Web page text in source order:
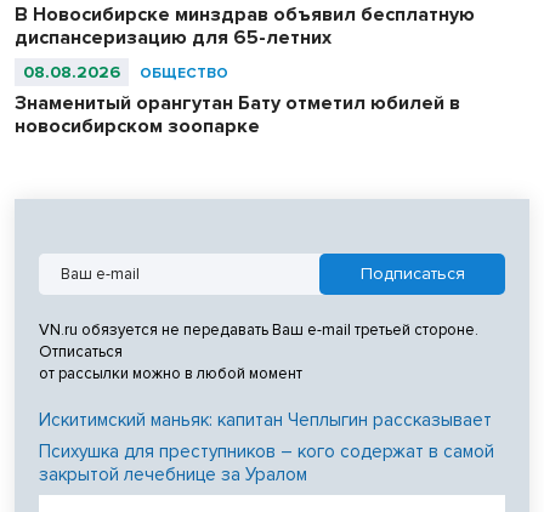
В Новосибирске минздрав объявил бесплатную
диспансеризацию для 65-летних
08.08.2026 ОБЩЕСТВО
Знаменитый орангутан Бату отметил юбилей в
новосибирском зоопарке
VN.ru обязуется не передавать Ваш e-mail третьей стороне.
Отписаться
от рассылки можно в любой момент
Искитимский маньяк: капитан Чеплыгин рассказывает
Психушка для преступников – кого содержат в самой
закрытой лечебнице за Уралом